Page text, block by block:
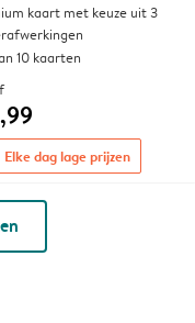
kaart met keuze uit 3
10 kaarten
Elke dag lage prijzen